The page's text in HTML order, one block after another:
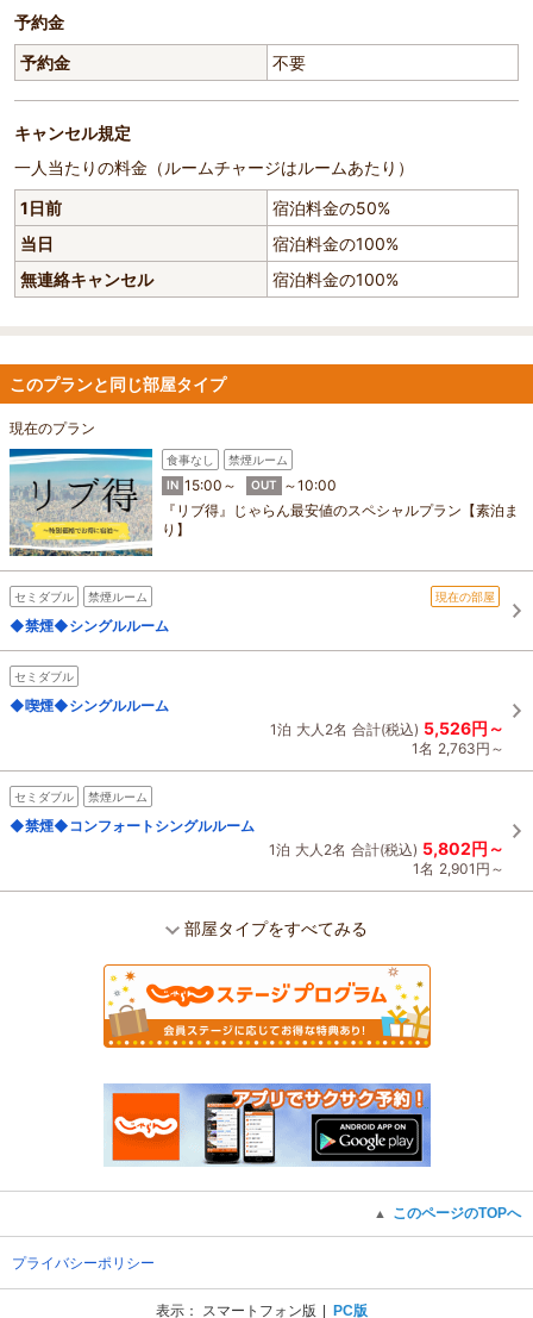
予約金
予約金
不要
キャンセル規定
一人当たりの料金（ルームチャージはルームあたり）
1日前
宿泊料金の50%
当日
宿泊料金の100%
無連絡キャンセル
宿泊料金の100%
このプランと同じ部屋タイプ
現在のプラン
食事なし
禁煙ルーム
IN 15:00～ OUT
～10:00
『リブ得』じゃらん最安値のスペシャルプラン【素泊ま
り】
セミダブル 禁煙ルーム 現在の部屋
◆禁煙◆シングルルーム
セミダブル
◆喫煙◆シングルルーム
1泊 大人2名 合計(税込) 5,526円～
1名 2,763円～
セミダブル 禁煙ルーム
◆禁煙◆コンフォートシングルルーム
1泊 大人2名 合計(税込) 5,802円～
1名 2,901円～
部屋タイプをすべてみる
▲ このページのTOPへ
プライバシーポリシー
表示： スマートフォン版 PC版